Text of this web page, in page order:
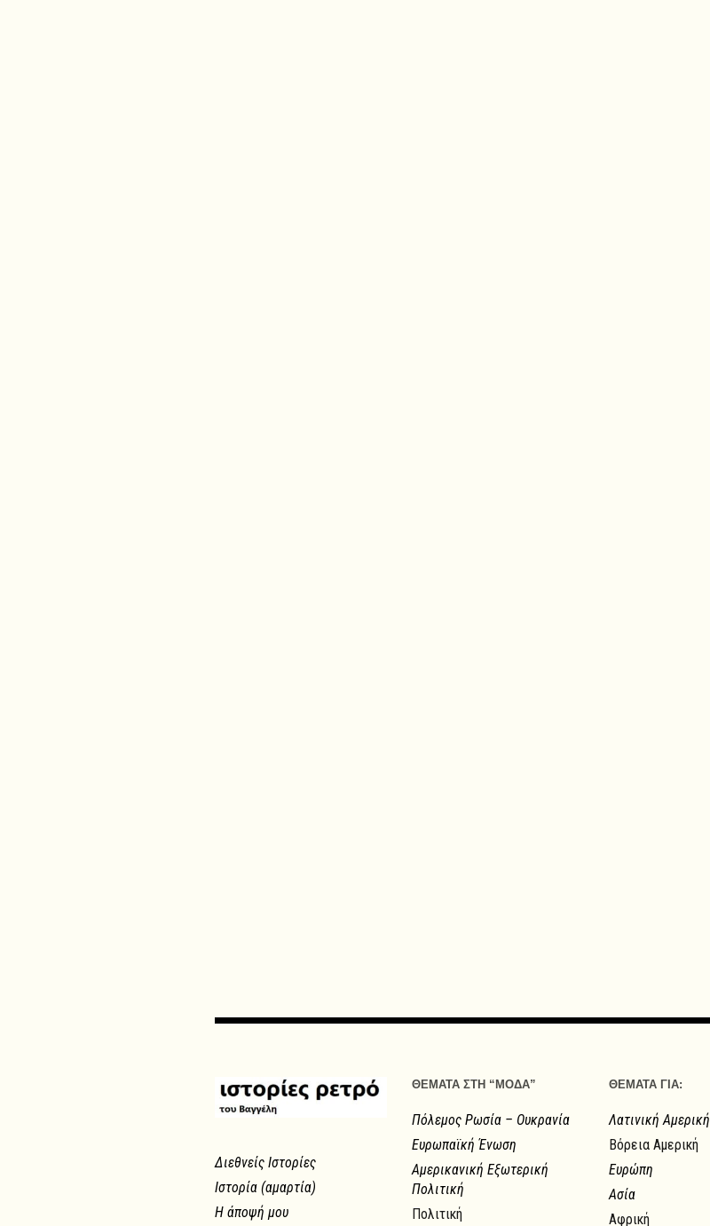
Διεθνείς Ιστορίες
Ιστορία (αμαρτία)
Η άποψή μου
ΘΕΜΑΤΑ ΣΤΗ “ΜΟΔΑ”
Πόλεμος Ρωσία – Ουκρανία
Ευρωπαϊκή Ένωση
Αμερικανική Εξωτερική
Πολιτική
Πολιτική
ΘΕΜΑΤΑ ΓΙΑ:
Λατινική Αμερική
Βόρεια Αμερική
Ευρώπη
Ασία
Αφρική